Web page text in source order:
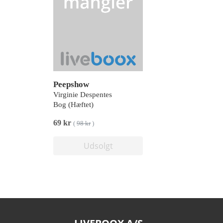
Peepshow
Virginie Despentes
Bog (Hæftet)
69 kr ( 98 kr)
Udsolgt